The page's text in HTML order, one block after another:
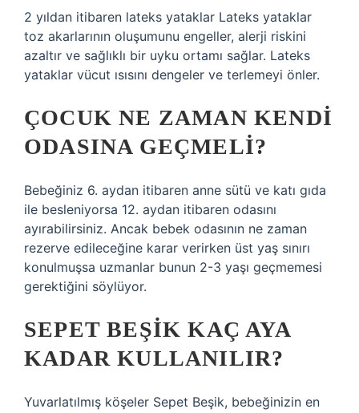
2 yıldan itibaren lateks yataklar Lateks yataklar
toz akarlarının oluşumunu engeller, alerji riskini
azaltır ve sağlıklı bir uyku ortamı sağlar. Lateks
yataklar vücut ısısını dengeler ve terlemeyi önler.
ÇOCUK NE ZAMAN KENDI
ODASINA GEÇMELI?
Bebeğiniz 6. aydan itibaren anne sütü ve katı gıda
ile besleniyorsa 12. aydan itibaren odasını
ayırabilirsiniz. Ancak bebek odasının ne zaman
rezerve edileceğine karar verirken üst yaş sınırı
konulmuşsa uzmanlar bunun 2-3 yaşı geçmemesi
gerektiğini söylüyor.
SEPET BEŞIK KAÇ AYA
KADAR KULLANILIR?
Yuvarlatılmış köşeler Sepet Beşik, bebeğinizin en